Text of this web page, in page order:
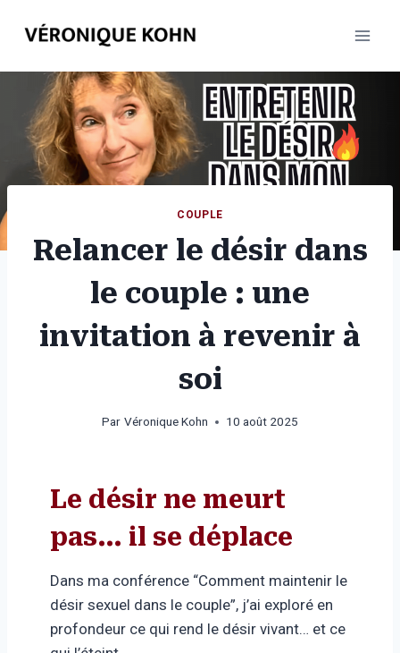
COUPLE
Relancer le désir dans
le couple : une
invitation à revenir à
soi
Par Véronique Kohn 10 août 2025
Le désir ne meurt
pas… il se déplace
Dans ma conférence “Comment maintenir le
désir sexuel dans le couple”, j’ai exploré en
profondeur ce qui rend le désir vivant… et ce